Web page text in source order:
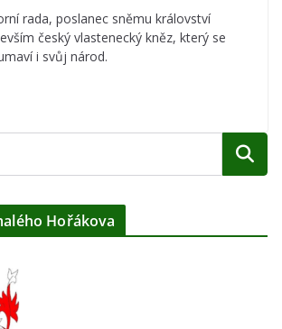
rada, poslanec sněmu království
český vlastenecký kněz, který se
i svůj národ.
Hořákova